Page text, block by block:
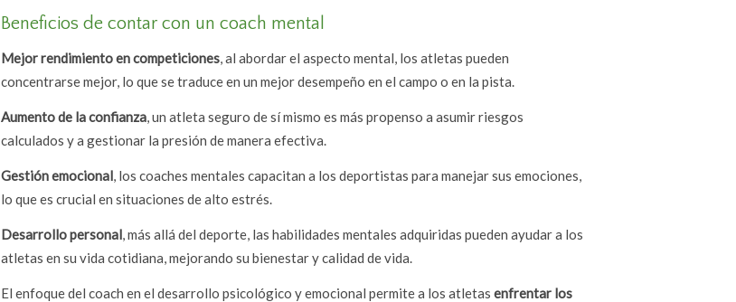
Beneficios de contar con un coach mental
Mejor rendimiento en competiciones, al abordar el aspecto mental, los atletas pueden
concentrarse mejor, lo que se traduce en un mejor desempeño en el campo o en la pista.
Aumento de la confianza, un atleta seguro de sí mismo es más propenso a asumir riesgos
calculados y a gestionar la presión de manera efectiva.
Gestión emocional, los coaches mentales capacitan a los deportistas para manejar sus emociones,
lo que es crucial en situaciones de alto estrés.
Desarrollo personal, más allá del deporte, las habilidades mentales adquiridas pueden ayudar a los
atletas en su vida cotidiana, mejorando su bienestar y calidad de vida.
El enfoque del coach en el desarrollo psicológico y emocional permite a los atletas enfrentar los